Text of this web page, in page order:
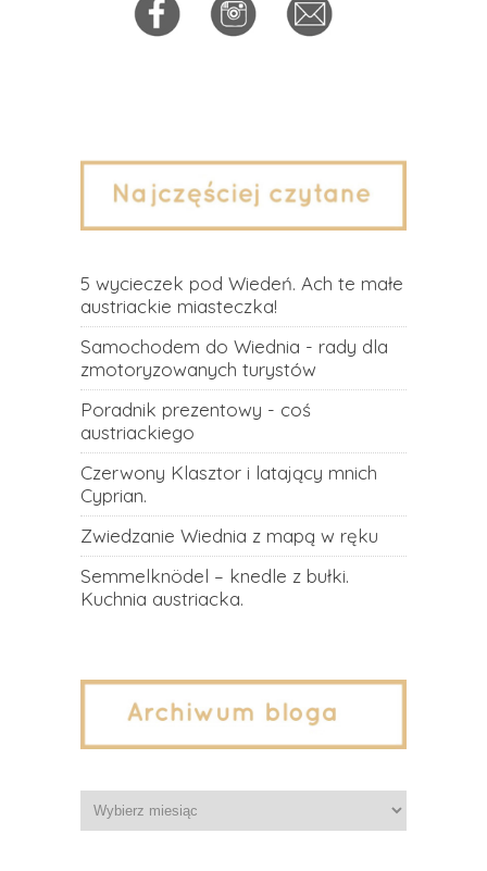
5 wycieczek pod Wiedeń. Ach te małe
austriackie miasteczka!
Samochodem do Wiednia - rady dla
zmotoryzowanych turystów
Poradnik prezentowy - coś
austriackiego
Czerwony Klasztor i latający mnich
Cyprian.
Zwiedzanie Wiednia z mapą w ręku
Semmelknödel – knedle z bułki.
Kuchnia austriacka.
Archiwa